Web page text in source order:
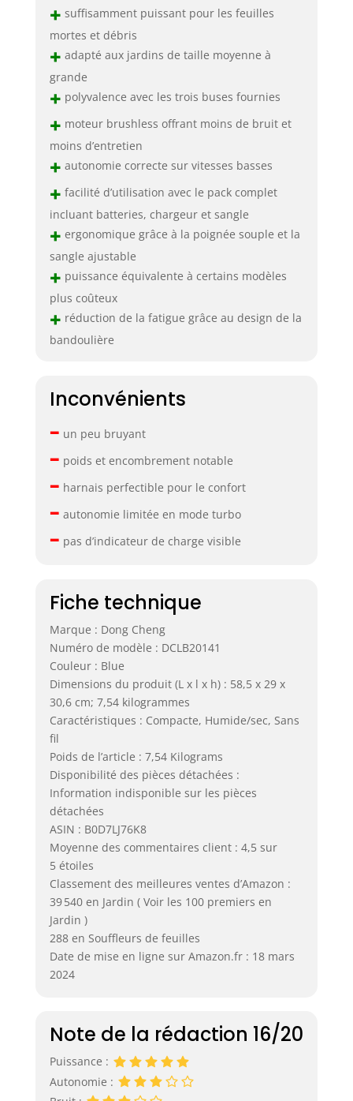
+ suffisamment puissant pour les feuilles
mortes et débris
+ adapté aux jardins de taille moyenne à
grande
+ polyvalence avec les trois buses fournies
+ moteur brushless offrant moins de bruit et
moins d’entretien
+ autonomie correcte sur vitesses basses
+ facilité d’utilisation avec le pack complet
incluant batteries, chargeur et sangle
+ ergonomique grâce à la poignée souple et la
sangle ajustable
+ puissance équivalente à certains modèles
plus coûteux
+ réduction de la fatigue grâce au design de la
bandoulière
Inconvénients
– un peu bruyant
– poids et encombrement notable
– harnais perfectible pour le confort
– autonomie limitée en mode turbo
– pas d’indicateur de charge visible
Fiche technique
Marque : Dong Cheng
Numéro de modèle : DCLB20141
Couleur : Blue
Dimensions du produit (L x l x h) : 58,5 x 29 x
30,6 cm; 7,54 kilogrammes
Caractéristiques : Compacte, Humide/sec, Sans
fil
Poids de l’article : 7,54 Kilograms
Disponibilité des pièces détachées :
Information indisponible sur les pièces
détachées
ASIN : B0D7LJ76K8
Moyenne des commentaires client : 4,5 sur
5 étoiles
Classement des meilleures ventes d’Amazon :
39 540 en Jardin ( Voir les 100 premiers en
Jardin )
288 en Souffleurs de feuilles
Date de mise en ligne sur Amazon.fr : 18 mars
2024
Note de la rédaction 16/20
Puissance :
Autonomie :